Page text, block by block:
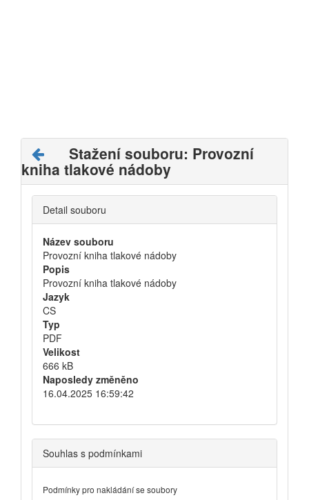
Stažení souboru: Provozní
kniha tlakové nádoby
Detail souboru
Název souboru
Provozní kniha tlakové nádoby
Popis
Provozní kniha tlakové nádoby
Jazyk
CS
Typ
PDF
Velikost
666 kB
Naposledy změněno
16.04.2025 16:59:42
Souhlas s podmínkami
Podmínky pro nakládání se soubory